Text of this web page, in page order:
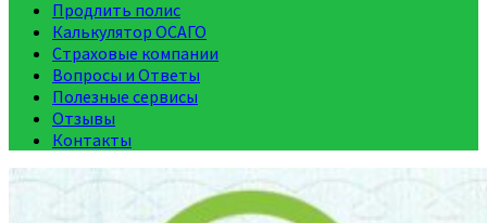
Продлить полис
Калькулятор ОСАГО
Страховые компании
Вопросы и Ответы
Полезные сервисы
Отзывы
Контакты